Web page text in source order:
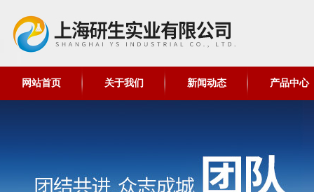
网站首页 关于我们 新闻动态 产品中心